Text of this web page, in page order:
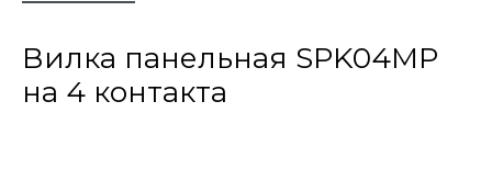
Вилка панельная SPK04MP
на 4 контакта